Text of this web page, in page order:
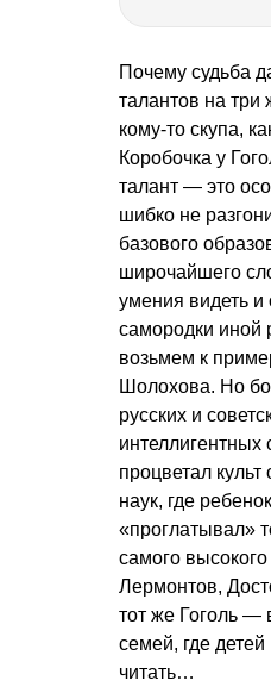
Почему судьба
талантов на три
кому-то скупа,
Коробочка у
талант — это
шибко не
базового
широчайшего
умения видеть
самородки иной
возьмем к
Шолохова. Но
русских и
интеллигентных
процветал
наук, где
«проглатывал»
самого
Лермонтов,
тот же Гоголь —
семей, где
читать…